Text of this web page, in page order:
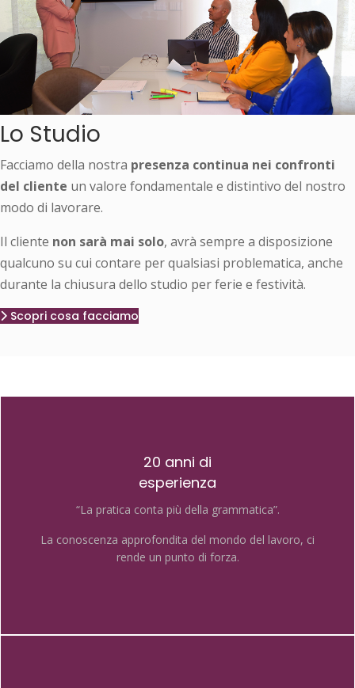
Lo Studio
Facciamo della nostra presenza continua nei confronti
del cliente un valore fondamentale e distintivo del nostro
modo di lavorare.
Il cliente non sarà mai solo, avrà sempre a disposizione
qualcuno su cui contare per qualsiasi problematica, anche
durante la chiusura dello studio per ferie e festività.
Scopri cosa facciamo
20 anni di
esperienza
“La pratica conta più della grammatica”.
La conoscenza approfondita del mondo del lavoro, ci
rende un punto di forza.